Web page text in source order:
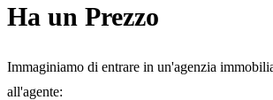
Ha un Prezzo
Immaginiamo di entrare in un'agenzia
all'agente: